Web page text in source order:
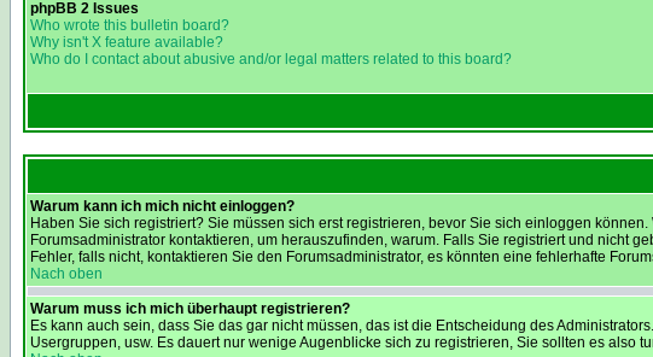
phpBB 2 Issues
Who wrote this bulletin board?
Why isn't X feature available?
Who do I contact about abusive and/or legal matters related to this board?
Warum kann ich mich nicht einloggen?
Haben Sie sich registriert? Sie müssen sich erst registrieren, bevor Sie sich einloggen
Forumsadministrator kontaktieren, um herauszufinden, warum. Falls Sie registriert und nicht
Fehler, falls nicht, kontaktieren Sie den Forumsadministrator, es könnten eine fehlerhafte
Nach oben
Warum muss ich mich überhaupt registrieren?
Es kann auch sein, dass Sie das gar nicht müssen, das ist die Entscheidung des
Usergruppen, usw. Es dauert nur wenige Augenblicke sich zu registrieren, Sie sollten es also